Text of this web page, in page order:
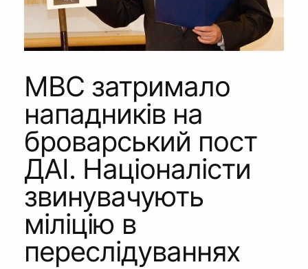
МВС затримало
нападників на
броварський пост
ДАІ. Націоналісти
звинувачують
міліцію в
переслідуваннях